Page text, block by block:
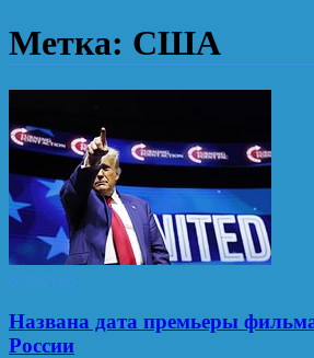
Метка: США
Названа дата премьеры
России